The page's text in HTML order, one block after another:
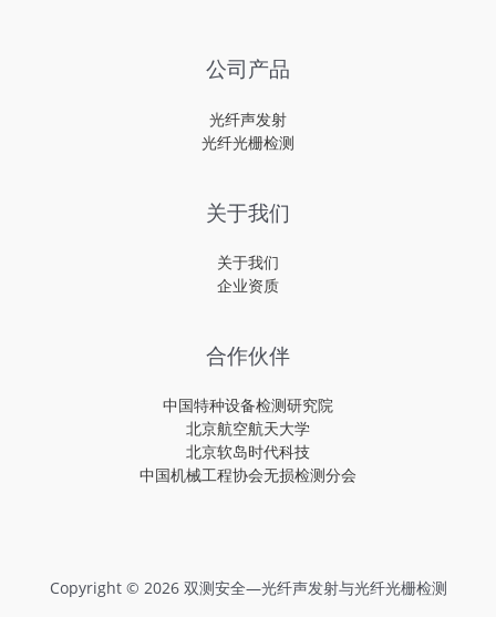
公司产品
光纤声发射
光纤光栅检测
关于我们
关于我们
企业资质
合作伙伴
中国特种设备检测研究院
北京航空航天大学
北京软岛时代科技
中国机械工程协会无损检测分会
Copyright © 2026 双测安全—光纤声发射与光纤光栅检测